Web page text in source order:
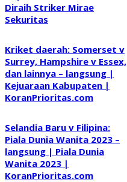
Diraih Striker Mirae
Sekuritas
Kriket daerah: Somerset v
Surrey, Hampshire v Essex,
dan lainnya – langsung |
Kejuaraan Kabupaten |
KoranPrioritas.com
Selandia Baru v Filipina:
Piala Dunia Wanita 2023 –
langsung | Piala Dunia
Wanita 2023 |
KoranPrioritas.com